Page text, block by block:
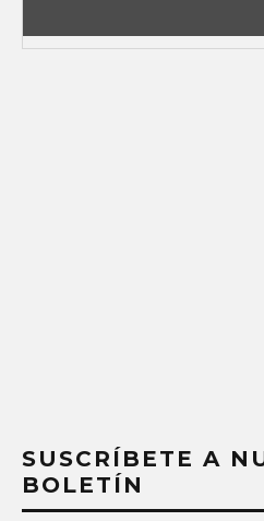
SUSCRÍBETE A
BOLETÍN